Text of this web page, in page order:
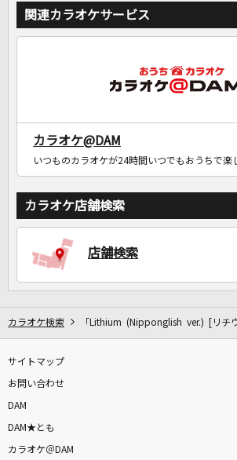
関連カラオケサービス
カラオケ@DAM
いつものカラオケが24時間いつでもおうちで楽
カラオケ店舗検索
店舗検索
カラオケ検索 「Lithium (Nipponglish ver.) [リチ
サイトマップ
お問い合わせ
DAM
DAM★とも
カラオケ＠DAM